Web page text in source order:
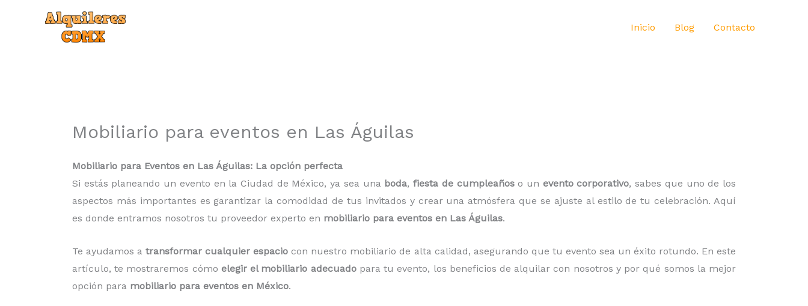
Inicio Blog Contacto
Mobiliario para eventos en Las Águilas
Mobiliario para Eventos en Las Águilas: La opción perfecta
Si estás planeando un evento en la Ciudad de México, ya sea una boda,fiesta de cumpleañoso un evento corporativo, sabes que uno de los
aspectos más importantes es garantizar la comodidad de tus invitados y crear una atmósfera que se ajuste al estilo de tu celebración. Aquí
es donde entramos nosotros tu proveedor experto en mobiliario para eventos en Las Águilas.
Te ayudamos atransformar cualquier espacio con nuestro mobiliario de alta calidad, asegurando que tu evento sea un éxito rotundo. En este
artículo, te mostraremos cómo elegir el mobiliario adecuadopara tu evento, los beneficios de alquilar con nosotros y por qué somos la mejor
opción para mobiliario para eventos en México.